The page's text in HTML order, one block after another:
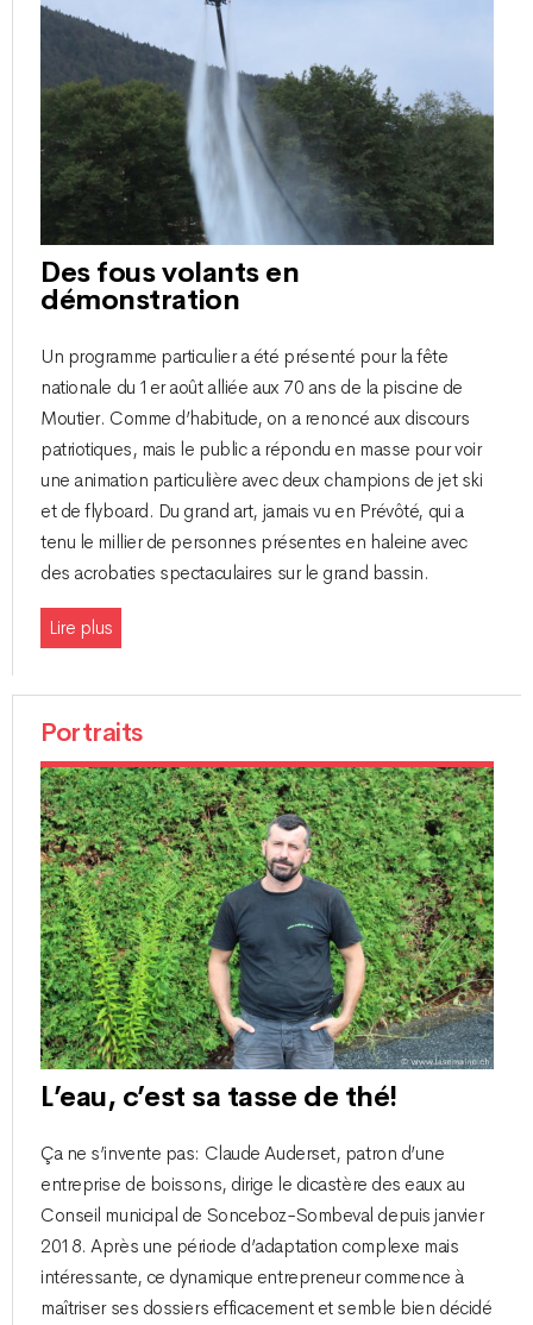
Des fous volants en
démonstration
Un programme particulier a été présenté pour la fête
nationale du 1er août alliée aux 70 ans de la piscine de
Moutier. Comme d’habitude, on a renoncé aux discours
patriotiques, mais le public a répondu en masse pour voir
une animation particulière avec deux champions de jet ski
et de flyboard. Du grand art, jamais vu en Prévôté, qui a
tenu le millier de personnes présentes en haleine avec
des acrobaties spectaculaires sur le grand bassin.
Lire plus
Portraits
L’eau, c’est sa tasse de thé!
Ça ne s’invente pas: Claude Auderset, patron d’une
entreprise de boissons, dirige le dicastère des eaux au
Conseil municipal de Sonceboz-Sombeval depuis janvier
2018. Après une période d’adaptation complexe mais
intéressante, ce dynamique entrepreneur commence à
maîtriser ses dossiers efficacement et semble bien décidé